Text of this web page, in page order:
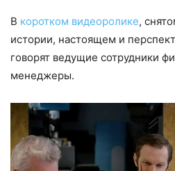
В коротком видеоролике,
истории, настоящем и
говорят ведущие сотрудники
менеджеры.